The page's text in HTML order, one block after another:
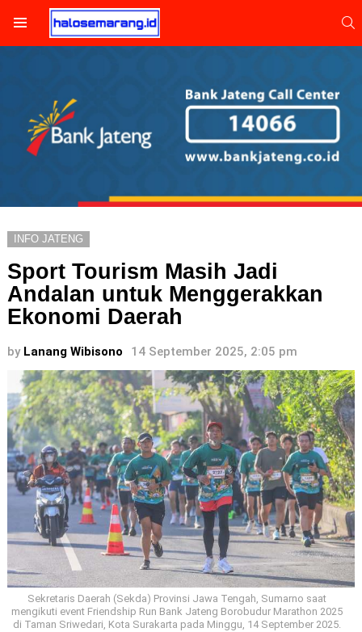
INFO JATENG
Sport Tourism Masih Jadi
Andalan untuk Menggerakkan
Ekonomi Daerah
by Lanang Wibisono 14 September 2025, 2:05 pm
Sekretaris Daerah (Sekda) Provinsi Jawa Tengah, Sumarno saat
mengikuti event Friendship Run Bank Jateng Borobudur Marathon 2025
di Taman Sriwedari, Kota Surakarta pada Minggu, 14 September 2025.